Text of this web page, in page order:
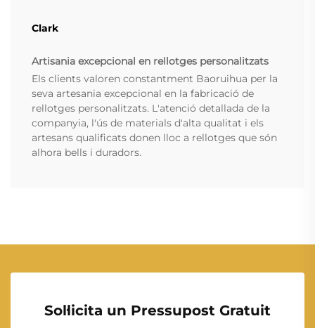
Clark
Artisania excepcional en rellotges personalitzats
Els clients valoren constantment Baoruihua per la
seva artesania excepcional en la fabricació de
rellotges personalitzats. L'atenció detallada de la
companyia, l'ús de materials d'alta qualitat i els
artesans qualificats donen lloc a rellotges que són
alhora bells i duradors.
Sol·licita un Pressupost Gratuit